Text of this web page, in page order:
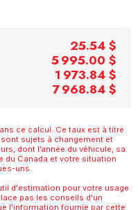
25.54 $
5 995.00 $
1 973.84 $
7 968.84 $
ce calcul. Ce taux est à titre
sujets à changement et
dont l’année du véhicule, sa
du Canada et votre situation
uns.
d'estimation pour votre usage
pas les conseils d'un
l'information fournie par cette